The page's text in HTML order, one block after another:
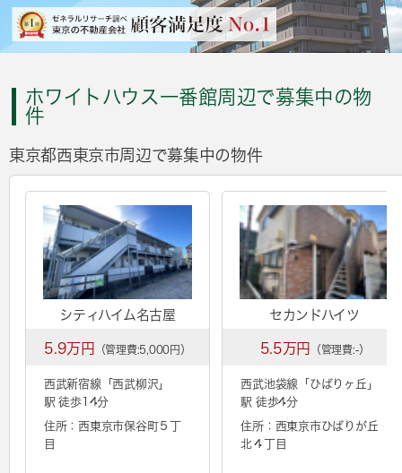
ホワイトハウス一番館周辺で募集中の物
件
東京都西東京市周辺で募集中の物件
シティハイム名古屋
5.9万円 （管理費:5,000円）
西武新宿線「 西武柳沢 」
駅 徒歩14分
住所：西東京市保谷町５丁
目
セカンドハイツ
5.5万円 （管理費:-）
西武池袋線「 ひばりヶ丘 」
駅 徒歩4分
住所：西東京市ひばりが丘
北４丁目